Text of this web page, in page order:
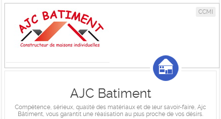
CCMI
AJC Batiment
Compétence, sérieux, qualité des matériaux et de leur savoir-faire, Ajc
Bâtiment, vous garantit une réalisation au plus proche de vos désirs.